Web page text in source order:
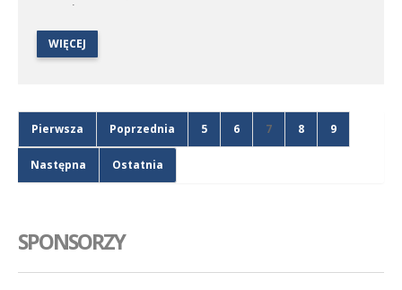
WIĘCEJ
Pierwsza Poprzednia 5 6 7 8 9
Następna Ostatnia
SPONSORZY